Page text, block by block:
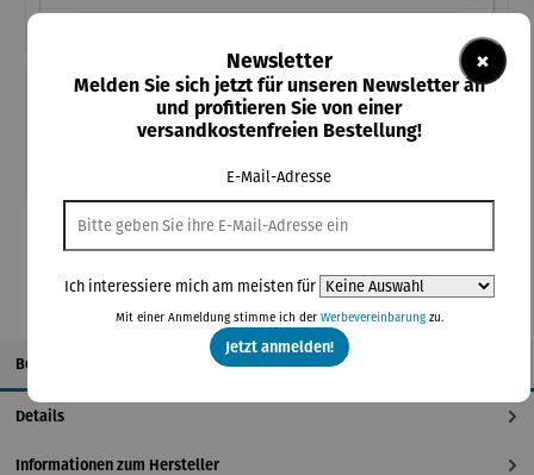
Teile diese Konfiguration
**Aufgrund von Neuberechnungen im Warenkorb sind abweichende
Endpreise möglich.
Beschreibung
Details
Informationen zum Hersteller
×
Newsletter
Melden Sie sich jetzt für unseren Newsletter an
und profitieren Sie von einer
versandkostenfreien Bestellung!
E-Mail-Adresse
Ich interessiere mich am meisten für
Mit einer Anmeldung stimme ich der Werbevereinbarungzu.
Jetzt anmelden!